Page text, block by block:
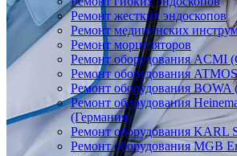
Ремонт жестких эндоскопов
Ремонт медицинских
Ремонт морцеляторов
Ремонт оборудования
Ремонт оборудования
Ремонт оборудования BOWA
Ремонт оборудования
(Германия)
Ремонт оборудования KARL
Ремонт оборудования MGB